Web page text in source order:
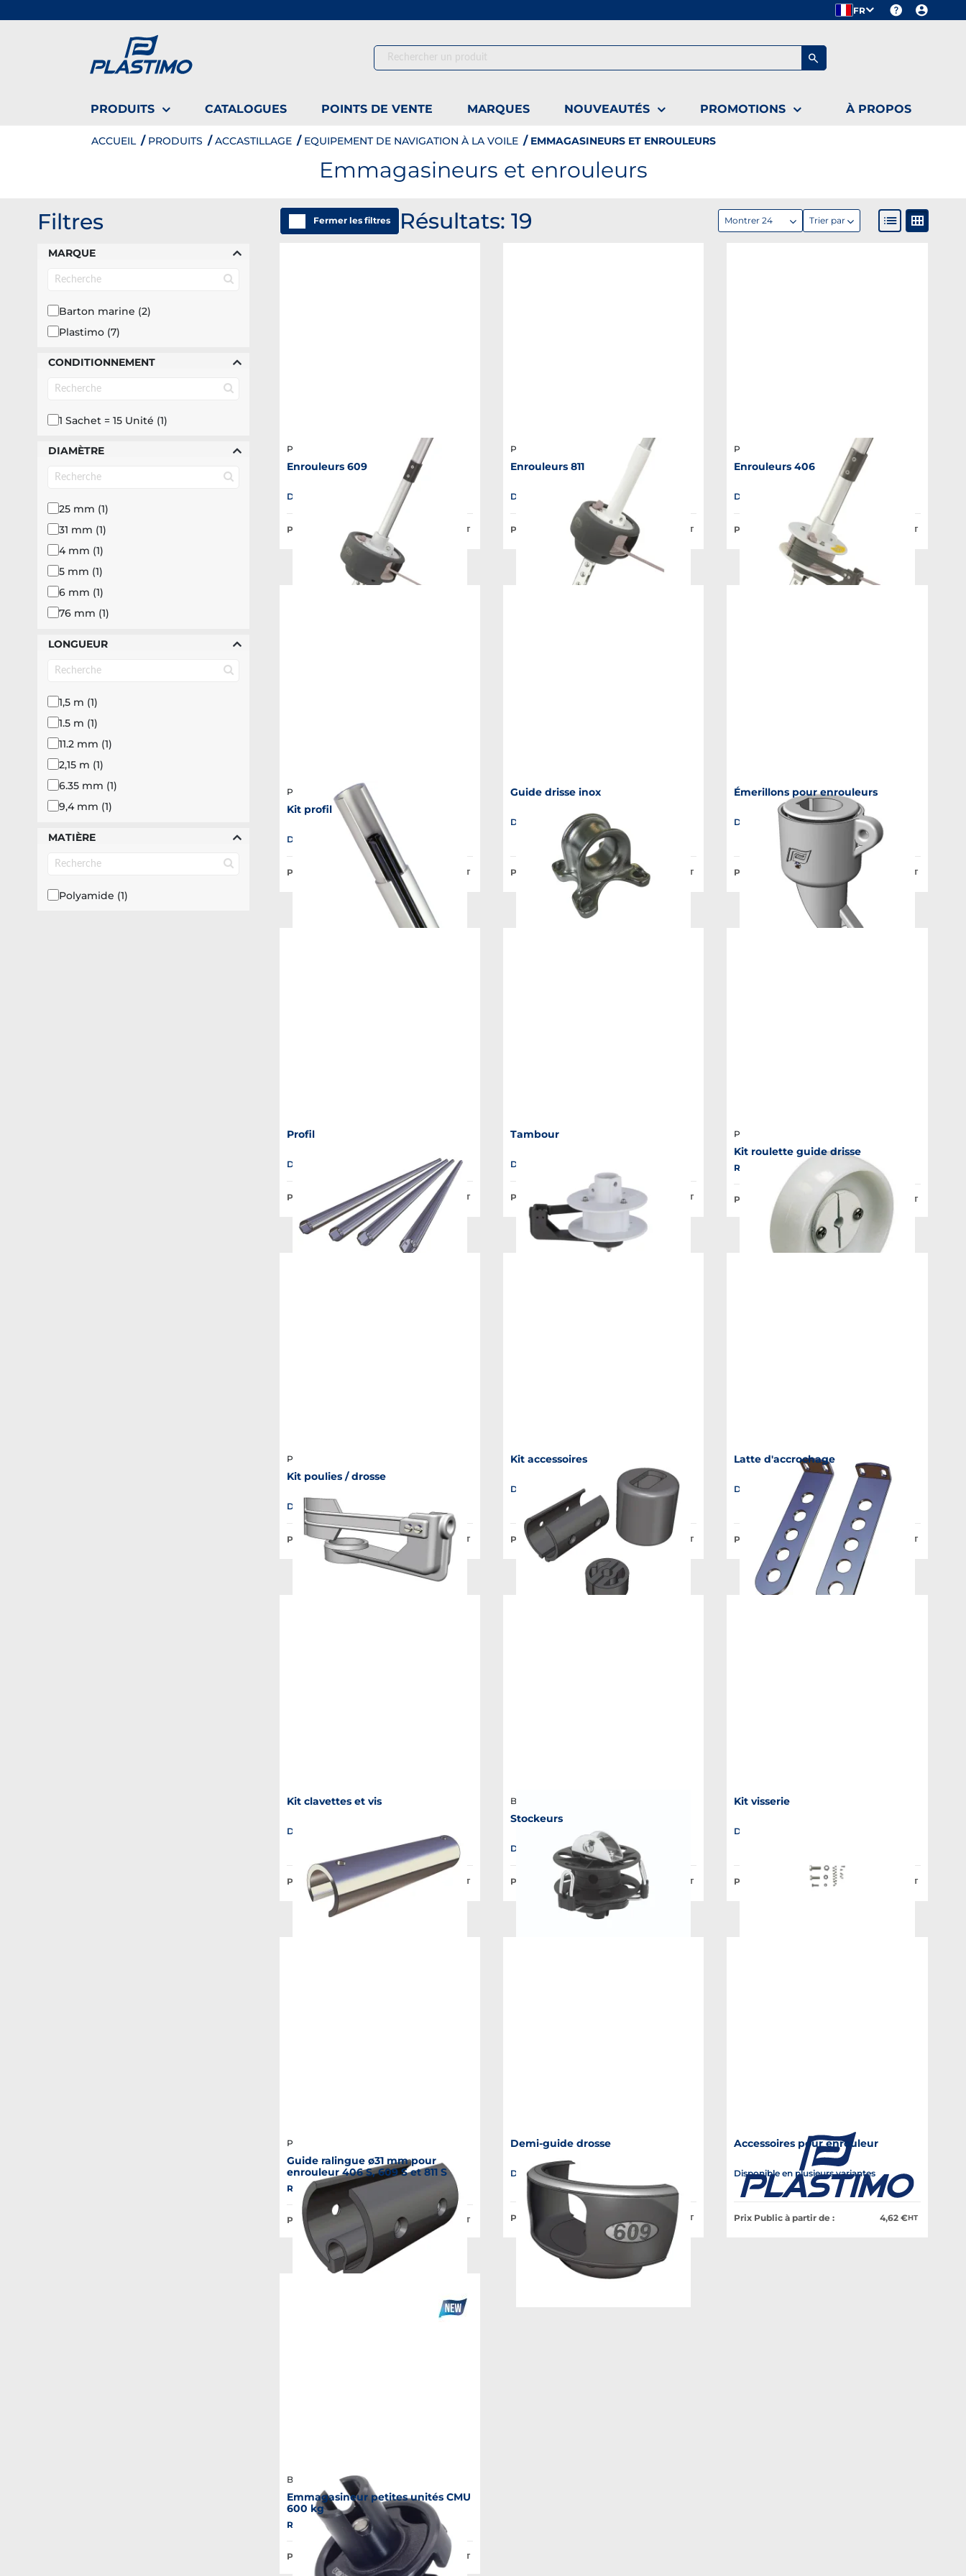
FR
PRODUITS CATALOGUES POINTS DE VENTE MARQUES NOUVEAUTÉS PROMOTIONS À PROPOS
ACCUEIL PRODUITS ACCASTILLAGE EQUIPEMENT DE NAVIGATION À LA VOILE EMMAGASINEURS ET ENROULEURS
Emmagasineurs et enrouleurs
Filtres
MARQUE
Barton marine (2)
Plastimo (7)
CONDITIONNEMENT
1 Sachet = 15 Unité (1)
DIAMÈTRE
25 mm (1)
31 mm (1)
4 mm (1)
5 mm (1)
6 mm (1)
76 mm (1)
Ø 18 mm (1)
LONGUEUR
1,5 m (1)
1.5 m (1)
11.2 mm (1)
2,15 m (1)
6.35 mm (1)
9,4 mm (1)
MATIÈRE
Polyamide (1)
Fermer les filtres Résultats: 19 Montrer 24 Trier par
Enrouleurs 609
Plastimo
Disponible en plusieurs variantes
Prix Public à partir de : HT
Enrouleurs 811
Plastimo
Disponible en plusieurs variantes
Prix Public à partir de : HT
Enrouleurs 406
Plastimo
Disponible en plusieurs variantes
Prix Public à partir de : HT
Kit profil
Plastimo
Disponible en plusieurs variantes
Prix Public à partir de : HT
Guide drisse inox
Disponible en plusieurs variantes
Prix Public à partir de : HT
Émerillons pour enrouleurs
Disponible en plusieurs variantes
Prix Public à partir de : HT
Profil
Disponible en plusieurs variantes
Prix Public à partir de : 6,37 € HT
Tambour
Disponible en plusieurs variantes
Prix Public à partir de : 102,34 € HT
Kit roulette guide drisse
Réf. : 25720
Plastimo
Prix Public : 58,16 € HT
Kit poulies / drosse
Plastimo
Disponible en plusieurs variantes
Prix Public à partir de : 12,69 € HT
Kit accessoires
Disponible en plusieurs variantes
Prix Public à partir de : 4,86 € HT
Latte d'accrochage
Disponible en plusieurs variantes
Prix Public à partir de : HT
Kit clavettes et vis
Disponible en plusieurs variantes
Prix Public à partir de : HT
Stockeurs
Barton marine
Disponible en plusieurs variantes
Prix Public à partir de : HT
Kit visserie
Disponible en plusieurs variantes
Prix Public à partir de : HT
Guide ralingue ø31 mm pour
enrouleur 406 S, 609 S et 811 S
Réf. : 22844
Plastimo
Prix Public : 6,58 € HT
Demi-guide drosse
Disponible en plusieurs variantes
Prix Public à partir de : 31,94 € HT
Accessoires pour enrouleur
Disponible en plusieurs variantes
Prix Public à partir de : 4,62 €HT
Emmagasineur petites unités CMU
600 kg
Réf. : P208675
Barton marine
Prix Public : 188,02 € HT